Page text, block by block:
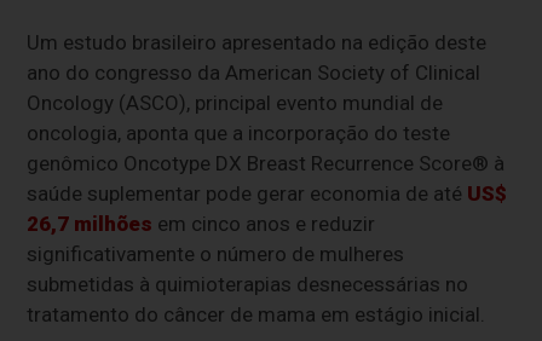
Um estudo brasileiro apresentado na edição deste
ano do congresso da American Society of Clinical
Oncology (ASCO), principal evento mundial de
oncologia, aponta que a incorporação do teste
genômico Oncotype DX Breast Recurrence Score® à
saúde suplementar pode gerar economia de até US$
26,7 milhões em cinco anos e reduzir
significativamente o número de mulheres
submetidas à quimioterapias desnecessárias no
tratamento do câncer de mama em estágio inicial.